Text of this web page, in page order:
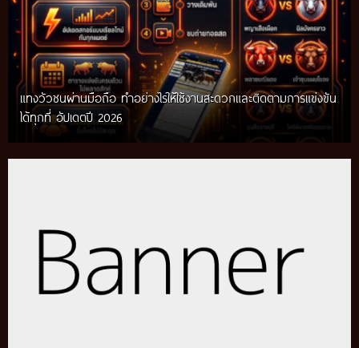
แทงวัวชนผ่านมือถือ ทำอย่างไรให้ใช้งานสะดวกและติดตามการแข่งขัน
ได้ทุกที่ อัปเดตปี 2026